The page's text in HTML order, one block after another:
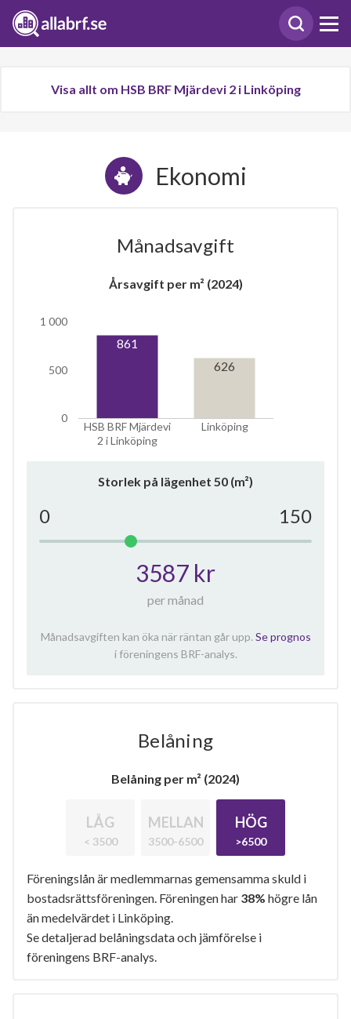
Visa allt om HSB BRF Mjärdevi 2 i Linköping
Ekonomi
Månadsavgift
Årsavgift per m² (2024)
HSB BRF Mjärdevi
2 i Linköping
Linköping
0
500
1 000
861
626
Storlek på lägenhet 50 (m²)
0 150
3587 kr
per månad
Månadsavgiften kan öka när räntan går upp. Se prognos
i föreningens BRF-analys.
Belåning
Belåning per m² (2024)
LÅG
< 3500
MELLAN
3500-6500
HÖG
>6500
Föreningslån är medlemmarnas gemensamma skuld i
bostadsrättsföreningen. Föreningen har 38% högre lån
än medelvärdet i Linköping.
Se detaljerad belåningsdata och jämförelse i
föreningens BRF-analys.